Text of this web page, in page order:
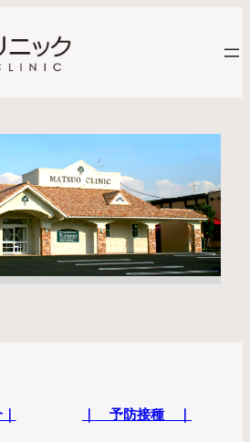
｜ 予防接種 ｜